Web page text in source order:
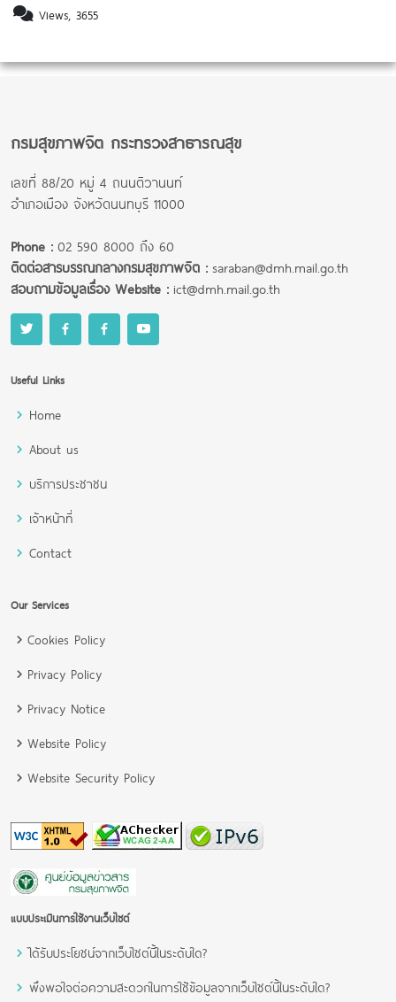
Views, 3655
กรมสุขภาพจิต กระทรวงสาธารณสุข
เลขที่ 88/20 หมู่ 4 ถนนติวานนท์
อำเภอเมือง จังหวัดนนทบุรี 11000
Phone :02 590 8000 ถึง 60
ติดต่อสารบรรณกลางกรมสุขภาพจิต :saraban@dmh.mail.go.th
สอบถามข้อมูลเรื่อง Website :ict@dmh.mail.go.th
Useful Links
Home
About us
บริการประชาชน
เจ้าหน้าที่
Contact
Our Services
Cookies Policy
Privacy Policy
Privacy Notice
Website Policy
Website Security Policy
แบบประเมินการใช้งานเว็บไซต์
ได้รับประโยชน์จากเว็บไซต์นี้ในระดับใด?
พึงพอใจต่อความสะดวกในการใช้ข้อมูลจากเว็บไซต์นี้ในระดับใด?